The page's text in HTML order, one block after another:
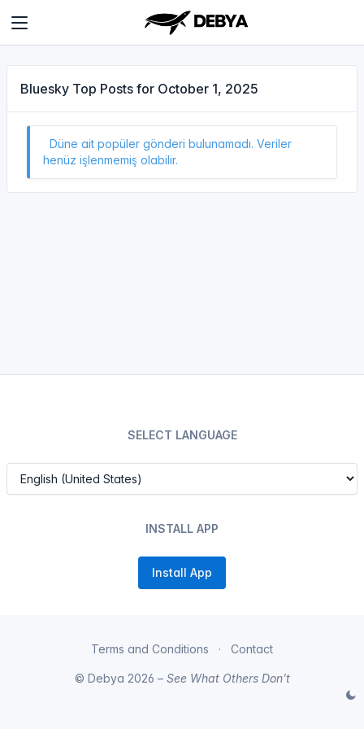
Bluesky Top Posts for October 1, 2025
Düne ait popüler gönderi bulunamadı. Veriler
henüz işlenmemiş olabilir.
SELECT LANGUAGE
INSTALL APP
Install App
Terms and Conditions Contact
© Debya 2026 – See What Others Don’t